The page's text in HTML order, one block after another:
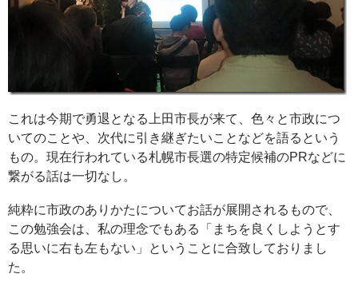
これは今期で勇退となる上田市長が来て、色々と市政につ
いてのことや、次代に引き継ぎたいことなどを語るという
もの。現在行われている札幌市長選の特定候補のPRなどに
繋がる話は一切なし。
純粋に市政のありかたについてお話が展開されるもので、
この勉強会は、私の理念でもある「まちを良くしようとす
る思いに右も左もない」ということに合致しておりまし
た。